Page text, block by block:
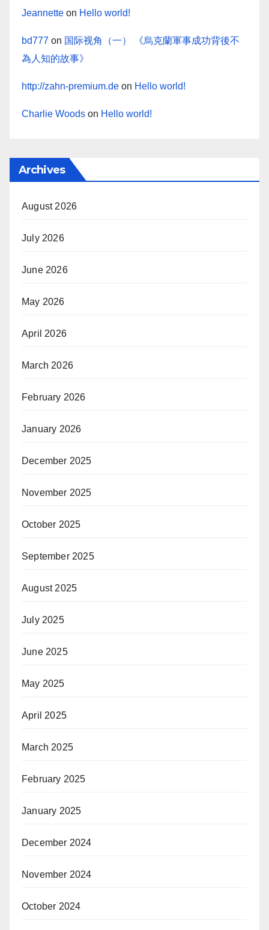
Jeannette on Hello world!
bd777 on 国际视角（一） 《烏克蘭軍事成功背後不
為人知的故事》
http://zahn-premium.de on Hello world!
Charlie Woods on Hello world!
Archives
August 2026
July 2026
June 2026
May 2026
April 2026
March 2026
February 2026
January 2026
December 2025
November 2025
October 2025
September 2025
August 2025
July 2025
June 2025
May 2025
April 2025
March 2025
February 2025
January 2025
December 2024
November 2024
October 2024